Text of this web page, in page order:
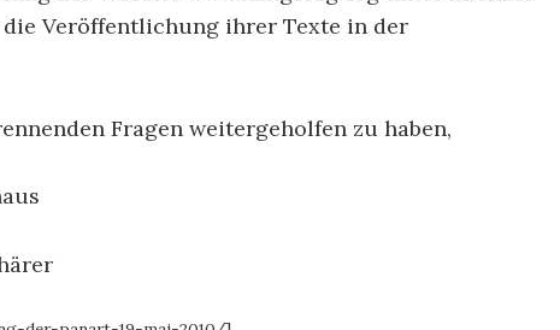
Veröffentlichung ihrer Texte in der
Fragen weitergeholfen zu haben,